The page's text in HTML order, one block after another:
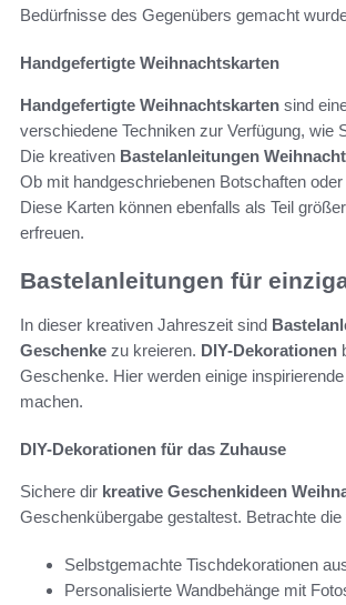
Bedürfnisse des Gegenübers gemacht
Handgefertigte Weihnachtskarten
Handgefertigte Weihnachtskarten sind
verschiedene Techniken zur Verfügung, wie
Die kreativen Bastelanleitungen
Ob mit handgeschriebenen Botschaften
Diese Karten können ebenfalls als Teil
erfreuen.
Bastelanleitungen für
In dieser kreativen Jahreszeit sind
Geschenke zu kreieren. DIY-Dekorationen
Geschenke. Hier werden einige
machen.
DIY-Dekorationen für das Zuhause
Sichere dir kreative Geschenkideen
Geschenkübergabe gestaltest. Betrachte die
Selbstgemachte Tischdekorationen
Personalisierte Wandbehänge mit